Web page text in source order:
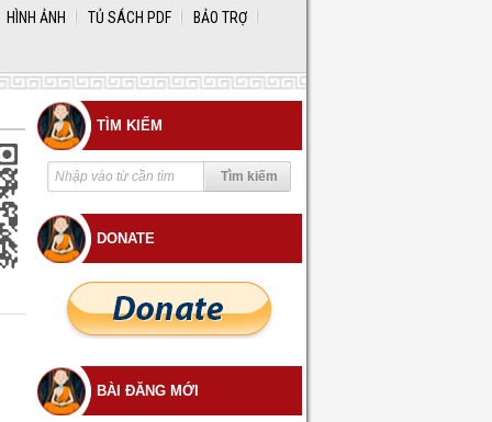
HÌNH ẢNH TỦ SÁCH PDF BẢO TRỢ
TÌM KIẾM
DONATE
BÀI ĐĂNG MỚI